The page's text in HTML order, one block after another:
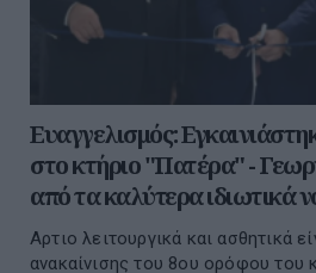
Ευαγγελισμός:
στο κτήριο "Πατέρα" -
από τα καλύτερα ιδιωτικά
Αρτιο λειτουργικά και ασθητικά
ανακαίνισης του 8ου ορόφου του